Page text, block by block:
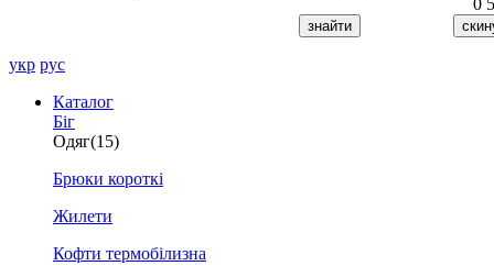
0
укр рус
Каталог
Біг
Одяг(15)
Брюки короткі
Жилети
Кофти термобілизна